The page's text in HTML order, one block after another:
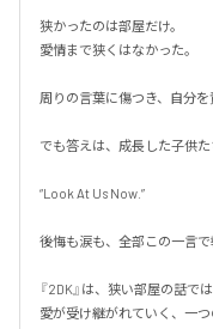
狭かったのは部屋だけ。
愛情まで狭くはなかった。
周りの言葉に傷つき、自分を
でも答えは、成長した子供た
“Look At Us Now.”
後悔も涙も、全部この一言で
『2DK』は、狭い部屋の話では
愛が受け継がれていく、一つ